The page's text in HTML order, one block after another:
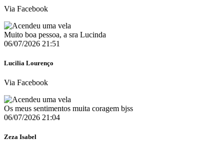
Via Facebook
Muito boa pessoa, a sra Lucinda
06/07/2026 21:51
Lucilia Lourenço
Via Facebook
Os meus sentimentos muita coragem bjss
06/07/2026 21:04
Zeza Isabel